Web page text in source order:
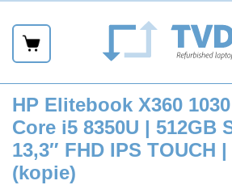
Skip
hoofdmenu
Naar
Naar
sidebar
Naar
footer
HP Elitebook X360
Core i5 8350U | 512GB
13,3″ FHD IPS TOUCH |
(kopie)